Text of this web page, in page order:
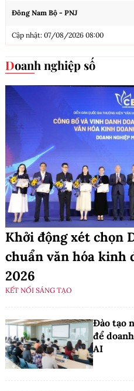
Đông Nam Bộ - PNJ
Cập nhật: 07/08/2026 08:00
Doanh nghiệp số
Khởi động xét chọn
chuẩn văn hóa kinh
2026
KẾT NỐI SÁNG TẠO
Đào tạo
để
AI